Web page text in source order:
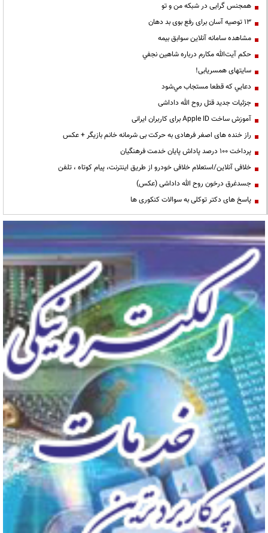
همجنس گرایی در شبکه من و تو
13 توصیه آسان برای رفع بوی بد دهان
مشاهده سامانه آنلاين سوابق بیمه
حكم آيت‌الله مكارم درباره شاهين نجفي
سایتهای همسریابی!
دعايي كه قطعا مستجاب مي‌شود
جزئیات جدید قتل روح الله داداشی
آموزش ساخت Apple ID برای کاربران ایرانی
راز خنده های اصغر فرهادی به حرکت بی شرمانه خانم بازیگر + عکس
پرداخت ۱۰۰ درصد پاداش پایان خدمت فرهنگیان
خلافی آنلاین/استعلام خلافی خودرو از طریق اینترنت، پیام کوتاه ، تلفن
جسدغرق درخون روح الله داداشی (عکس)
پاسخ های دکتر توکلی به سوالات کنکوری ها